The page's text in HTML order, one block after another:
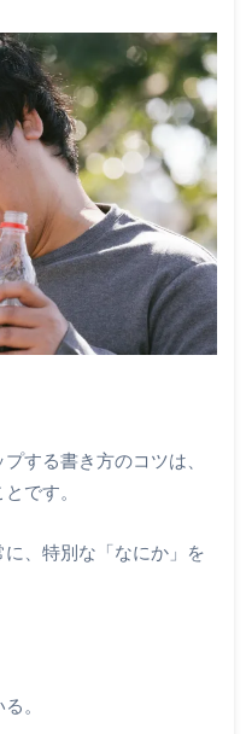
する書き方のコツは、
とです。
、特別な「なにか」を
。